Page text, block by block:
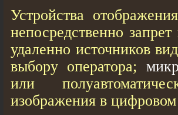
Устройства
непосредственно
удаленно источников
выбору оператора;
или
изображения в